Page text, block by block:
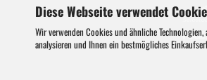
Diese Webseite verwendet
Wir verwenden Cookies und ähnliche
analysieren und Ihnen ein bestmögliches
ATV